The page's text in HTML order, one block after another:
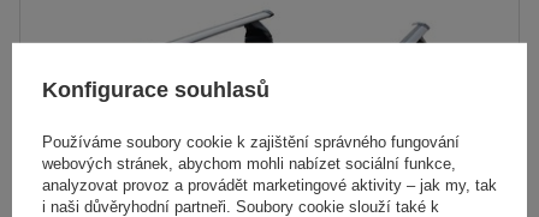
Konfigurace souhlasů
Používáme soubory cookie k zajištění správného fungování
webových stránek, abychom mohli nabízet sociální funkce,
analyzovat provoz a provádět marketingové aktivity – jak my, tak
i naši důvěryhodní partneři. Soubory cookie slouží také k